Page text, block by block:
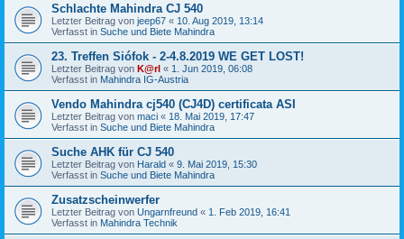
Schlachte Mahindra CJ 540
Letzter Beitrag von jeep67 « 10. Aug 2019, 13:14
Verfasst in Suche und Biete Mahindra
23. Treffen Siófok - 2-4.8.2019 WE GET LOST!
Letzter Beitrag von K@rl « 1. Jun 2019, 06:08
Verfasst in Mahindra IG-Austria
Vendo Mahindra cj540 (CJ4D) certificata ASI
Letzter Beitrag von maci « 18. Mai 2019, 17:47
Verfasst in Suche und Biete Mahindra
Suche AHK für CJ 540
Letzter Beitrag von Harald « 9. Mai 2019, 15:30
Verfasst in Suche und Biete Mahindra
Zusatzscheinwerfer
Letzter Beitrag von Ungarnfreund « 1. Feb 2019, 16:41
Verfasst in Mahindra Technik